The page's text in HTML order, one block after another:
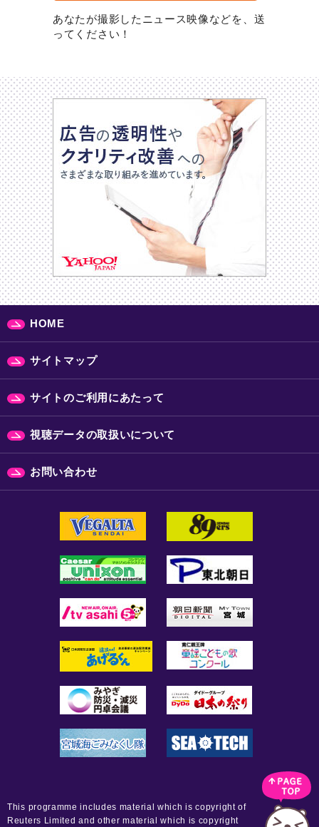
あなたが撮影したニュース映像などを、送
ってください！
HOME
サイトマップ
サイトのご利用にあたって
視聴データの取扱いについて
お問い合わせ
This programme includes material which is copyright of
Reuters Limited and other material which is copyright